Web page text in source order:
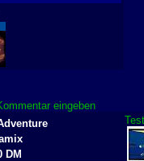
eingeben
DM